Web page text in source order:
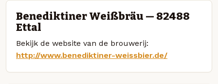
Benediktiner Weißbräu — 82488
Ettal
Bekijk de website van de brouwerij:
http://www.benediktiner-weissbier.de/